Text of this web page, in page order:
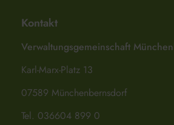
Kontakt
Verwaltungsgemeinschaft
Karl-Marx-Platz 13
07589 Münchenbernsdorf
Tel. 036604 899 0